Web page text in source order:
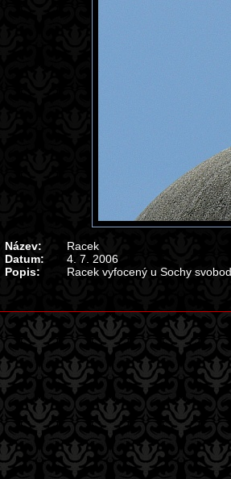
Název:
Racek
Datum:
4. 7. 2006
Popis:
Racek vyfocený u Sochy